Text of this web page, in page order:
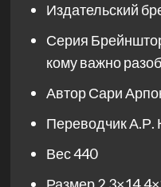
Издательский
Серия
кому важно
АвторСари
ПереводчикА.Р.
Вес440